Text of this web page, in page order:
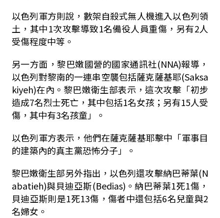
以色列軍方則說，數架自殺式無人機進入以色列領
土，其中1次攻擊導致1名備役人員重傷，另有2人
受傷程度中等。
另一方面，黎巴嫩國營的國家通訊社(NNA)報導，
以色列對黎南的一連串空襲包括薩克薩基耶(Saksa
kiyeh)在內。黎巴嫩衛生部表示，這次攻擊「初步
造成7名烈士死亡，其中包括1名女孩；另有15人受
傷，其中有3名孩童」。
以色列軍方表示，他們在薩克薩基耶擊中「軍事目
的建築內的真主黨恐怖分子」。
黎巴嫩衛生部另外指出，以色列還攻擊納巴蒂葉(N
abatieh)與貝迪亞斯(Bedias)。納巴蒂葉1死1傷，
貝迪亞斯則是1死13傷，傷者中還包括6名兒童與2
名婦女。